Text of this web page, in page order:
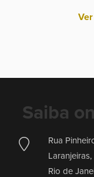
Saiba
Rua
Laranjeiras,
Rio de